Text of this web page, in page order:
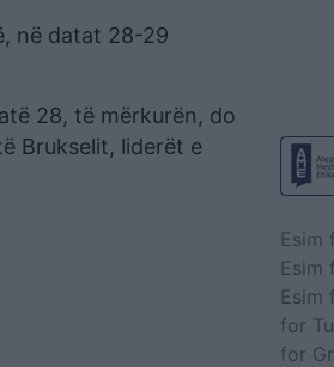
në datat 28-29
28, të mërkurën, do
Brukselit, liderët e
Esim
Esim
Esim
for
for